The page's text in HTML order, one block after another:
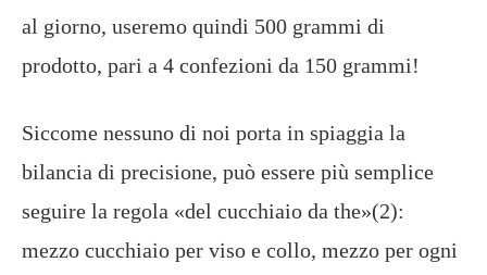
al giorno, useremo quindi 500 grammi di
prodotto, pari a 4 confezioni da 150 grammi!
Siccome nessuno di noi porta in spiaggia la
bilancia di precisione, può essere più semplice
seguire la regola «del cucchiaio da the»(2):
mezzo cucchiaio per viso e collo, mezzo per ogni